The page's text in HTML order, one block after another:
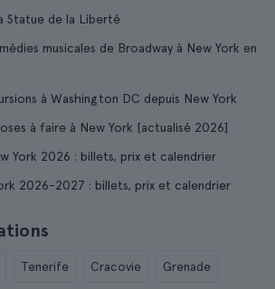
Statue de la Liberté
musicales de Broadway à New York en
à Washington DC depuis New York
à faire à New York [actualisé 2026]
York 2026 : billets, prix et calendrier
2026-2027 : billets, prix et calendrier
Tenerife Cracovie Grenade